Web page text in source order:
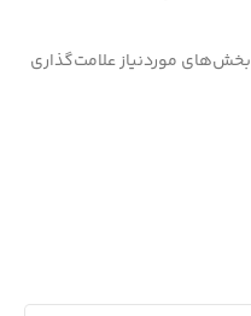
بخش‌های موردنیاز علامت‌گذاری